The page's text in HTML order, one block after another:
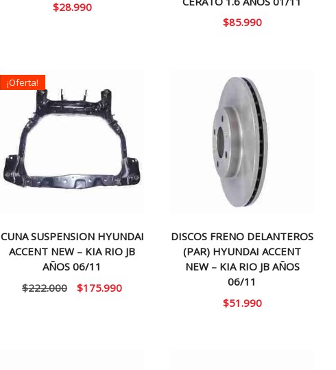
$28.990
$85.990
¡Oferta!
CUNA SUSPENSION HYUNDAI
ACCENT NEW – KIA RIO JB
AÑOS 06/11
$222.000
El
$175.990El
DISCOS FRENO DELANTEROS
(PAR) HYUNDAI ACCENT
NEW – KIA RIO JB AÑOS
06/11
$51.990